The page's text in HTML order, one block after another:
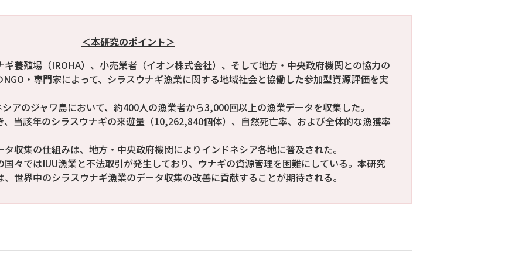
＜本研究のポイント＞
養殖場（IROHA）、小売業者（イオン株式会社）、そして地方・中央政府機関との協力の
・専門家によって、シラスウナギ漁業に関する地域社会と協働した参加型資源評価を実
のジャワ島において、約400人の漁業者から3,000回以上の漁業データを収集した。
当該年のシラスウナギの来遊量（10,262,840個体）、自然死亡率、および全体的な漁獲率
集の仕組みは、地方・中央政府機関によりインドネシア各地に普及された。
ではIUU漁業と不法取引が発生しており、ウナギの資源管理を困難にしている。本研究
世界中のシラスウナギ漁業のデータ収集の改善に貢献することが期待される。